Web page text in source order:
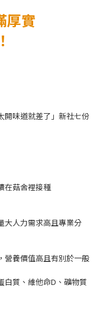
厚實
開味道就差了」新社七份
在菇舍裡接種
大人力需求高且專業分
營養價值高且有別於一般
白質、維他命D、礦物質